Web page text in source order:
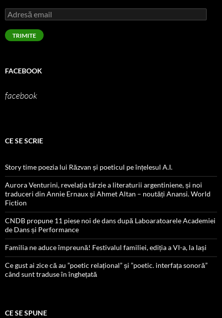
Adresă
email
TRIMITE
FACEBOOK
facebook
CE SE SCRIE
Story time poezia lui Răzvan și poeticul pe înțelesul A.I.
Aurora Venturini, revelația târzie a literaturii argentiniene, și noi
traduceri din Annie Ernaux și Ahmet Altan – noutăți Anansi. World
Fiction
CNDB propune 11 piese noi de dans după Laboaratoarele Academiei
de Dans și Performance
Familia ne aduce împreună! Festivalul familiei, ediția a VI-a, la Iași
Ce gust ai zice că au ”poetic relațional” și ”poetic. interfața sonoră”
când sunt traduse în înghețată
CE SE SPUNE